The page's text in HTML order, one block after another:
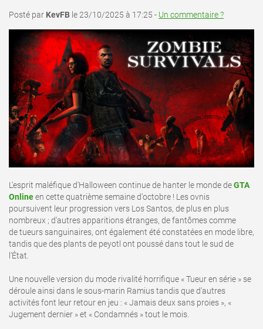
Posté par KevFB le 23/10/2025 à 17:25 - Un commentaire ?
L'esprit maléfique d'Halloween continue de hanter le monde deGTA
Onlineen cette quatrième semaine d'octobre ! Les ovnis
poursuivent leur progression vers Los Santos, de plus en plus
nombreux ; d'autres apparitions étranges, de fantômes comme
de tueurs sanguinaires, ont également été constatées en mode libre,
tandis que des plants de peyotl ont poussé dans tout le sud de
l'État.
Une nouvelle version du mode rivalité horrifique « Tueur en série » se
déroule ainsi dans le sous-marin Ramius tandis que d'autres
activités font leur retour en jeu : « Jamais deux sans proies », «
Jugement dernier » et « Condamnés » tout le mois.